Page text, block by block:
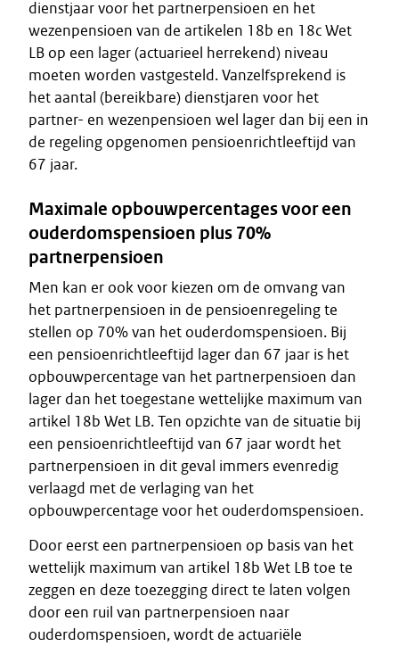
dienstjaar voor het partnerpensioen en het
wezenpensioen van de artikelen 18b en 18c Wet
LB op een lager (actuarieel herrekend) niveau
moeten worden vastgesteld. Vanzelfsprekend is
het aantal (bereikbare) dienstjaren voor het
partner- en wezenpensioen wel lager dan bij een in
de regeling opgenomen pensioenrichtleeftijd van
67 jaar.
Maximale opbouwpercentages voor een
ouderdomspensioen plus 70%
partnerpensioen
Men kan er ook voor kiezen om de omvang van
het partnerpensioen in de pensioenregeling te
stellen op 70% van het ouderdomspensioen. Bij
een pensioenrichtleeftijd lager dan 67 jaar is het
opbouwpercentage van het partnerpensioen dan
lager dan het toegestane wettelijke maximum van
artikel 18b Wet LB. Ten opzichte van de situatie bij
een pensioenrichtleeftijd van 67 jaar wordt het
partnerpensioen in dit geval immers evenredig
verlaagd met de verlaging van het
opbouwpercentage voor het ouderdomspensioen.
Door eerst een partnerpensioen op basis van het
wettelijk maximum van artikel 18b Wet LB toe te
zeggen en deze toezegging direct te laten volgen
door een ruil van partnerpensioen naar
ouderdomspensioen, wordt de actuariële